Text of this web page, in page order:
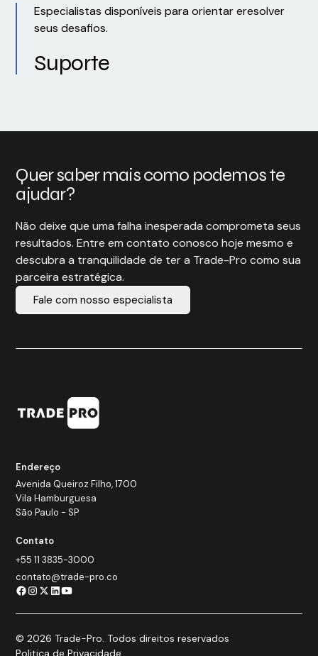
Especialistas disponíveis para orientar eresolver
seus desafios.
Suporte
Quer saber mais como podemos te
ajudar?
Não deixe que uma falha inesperada comprometa seus
resultados. Entre em contato conosco hoje mesmo e
descubra a tranquilidade de ter a Trade-Pro como sua
parceira estratégica.
Fale com nosso especialista
Endereço
Avenida Queiroz Filho, 1700
Vila Hamburguesa
São Paulo - SP
Contato
+55 11 3835-3000
contato@trade-pro.co
© 2026 Trade-Pro. Todos direitos reservados
Politica de Privacidade